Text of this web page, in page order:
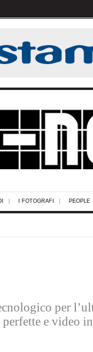
I FOTOGRAFI PEOPLE
per
e video